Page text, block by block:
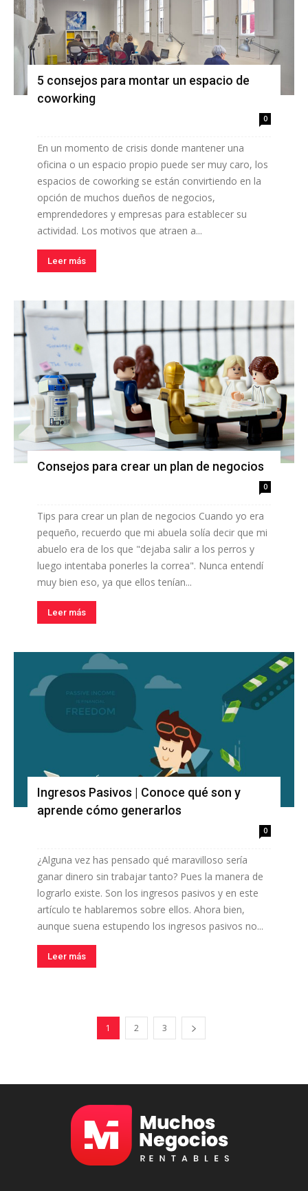
5 consejos para montar un espacio de
coworking
0
En un momento de crisis donde mantener una
oficina o un espacio propio puede ser muy caro, los
espacios de coworking se están convirtiendo en la
opción de muchos dueños de negocios,
emprendedores y empresas para establecer su
actividad. Los motivos que atraen a...
Leer más
Consejos para crear un plan de negocios
0
Tips para crear un plan de negocios Cuando yo era
pequeño, recuerdo que mi abuela solía decir que mi
abuelo era de los que "dejaba salir a los perros y
luego intentaba ponerles la correa". Nunca entendí
muy bien eso, ya que ellos tenían...
Leer más
Ingresos Pasivos | Conoce qué son y
aprende cómo generarlos
0
¿Alguna vez has pensado qué maravilloso sería
ganar dinero sin trabajar tanto? Pues la manera de
lograrlo existe. Son los ingresos pasivos y en este
artículo te hablaremos sobre ellos. Ahora bien,
aunque suena estupendo los ingresos pasivos no...
Leer más
1 2 3